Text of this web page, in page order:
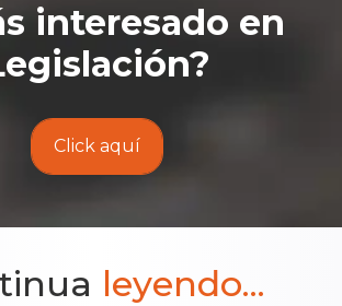
interesado en
?
Click aquí
leyendo...